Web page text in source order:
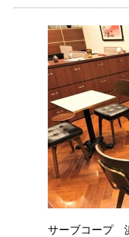
サーブコープ